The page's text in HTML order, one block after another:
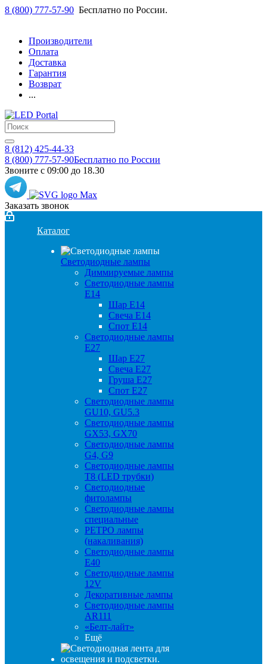
8 (800) 777-57-90 Бесплатно по России.
Производители
Оплата
Доставка
Гарантия
Возврат
...
8 (812) 425-44-33
8 (800) 777-57-90Бесплатно по России
Звоните с 09:00 до 18.30
Заказать звонок
Каталог
Светодиодные лампы
Диммируемые лампы
Светодиодные лампы
Е14
Шар Е14
Свеча Е14
Спот Е14
Светодиодные лампы
Е27
Шар Е27
Свеча Е27
Груша Е27
Спот Е27
Светодиодные лампы
GU10, GU5.3
Светодиодные лампы
GX53, GX70
Светодиодные лампы
G4, G9
Светодиодные лампы
Т8 (LED трубки)
Светодиодные
фитолампы
Светодиодные лампы
специальные
РЕТРО лампы
(накаливания)
Светодиодные лампы
E40
Светодиодные лампы
12V
Декоративные лампы
Светодиодные лампы
AR111
«Белт-лайт»
Ещё